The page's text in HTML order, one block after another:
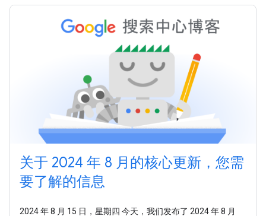
关于 2024 年 8 月的核心更新，您需
要了解的信息
2024 年 8 月 15 日，星期四 今天，我们发布了 2024 年 8 月